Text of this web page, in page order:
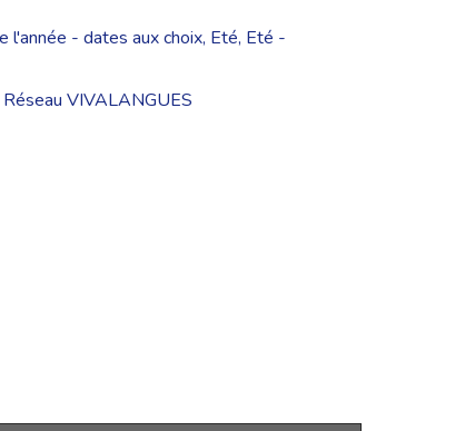
l'année - dates aux choix, Eté, Eté -
Réseau VIVALANGUES